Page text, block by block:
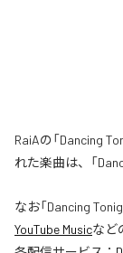
RaiAの「Dancing
れた楽曲は、「
なお「Dancing
YouTube Musicなど